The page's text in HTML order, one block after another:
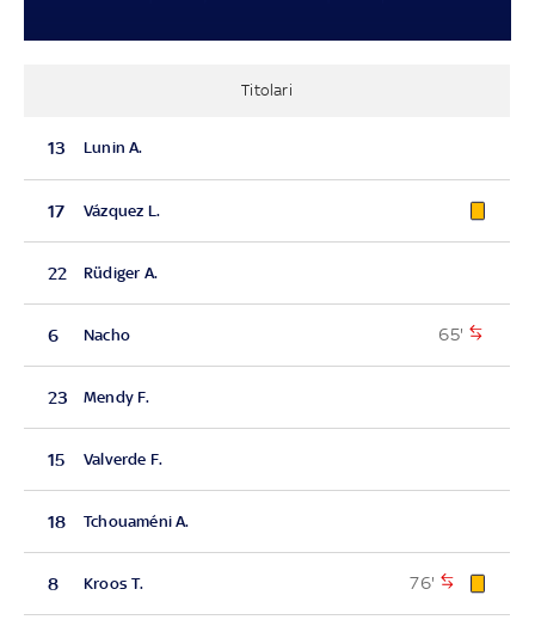
Titolari
13 Lunin A.
17 Vázquez L.
22 Rüdiger A.
6 Nacho 65'
23 Mendy F.
15 Valverde F.
18 Tchouaméni A.
8 Kroos T. 76'